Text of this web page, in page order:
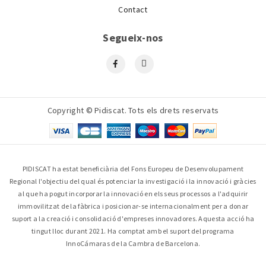
Contact
Segueix-nos
Copyright © Pidiscat. Tots els drets reservats
PIDISCAT ha estat beneficiària del Fons Europeu de Desenvolupament
Regional l'objectiu del qual és potenciar la investigació i la innovació i gràcies
al que ha pogut incorporar la innovació en els seus processos a l'adquirir
immovilitzat de la fàbrica i posicionar-se internacionalment per a donar
suport a la creació i consolidació d'empreses innovadores. Aquesta acció ha
tingut lloc durant 2021. Ha comptat amb el suport del programa
InnoCámaras de la Cambra de Barcelona.